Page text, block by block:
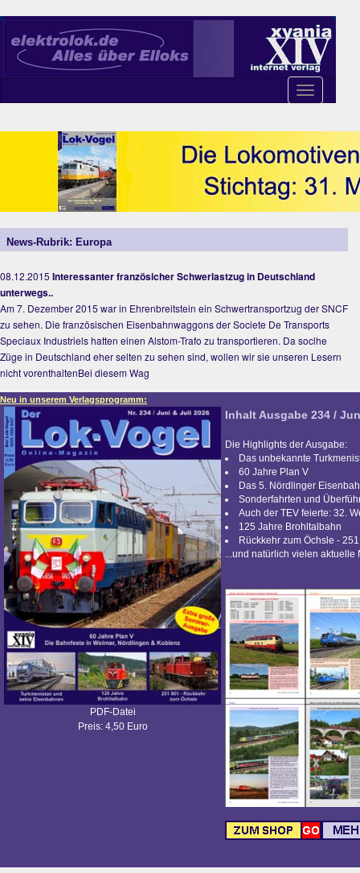
Toggle
navigation
News-Rubrik: Europa
08.12.2015 Interessanter französicher Schwerlastzug in Deutschland
unterwegs..
Am 7. Dezember 2015 war in Ehrenbreitstein ein Schwertransportzug der SNCF
zu sehen. Die französischen Eisenbahnwaggons der Societe De Transports
Speciaux Industriels hatten einen Alstom-Trafo zu transportieren. Da soclhe
Züge in Deutschland eher selten zu sehen sind, wollen wir sie unseren Lesern
nicht vorenthaltenBei diesem Wag
Neu in unserem Verlagsprogramm:
PDF-Datei
Preis: 4,50 Euro
Inhalt Ausgabe 234 /
Die Highlights der Ausgabe:
Das unbekannte
60 Jahre Plan V
Das 5. Nördlinger
Sonderfahrten und
Auch der TEV feierte: 32.
125 Jahre Brohltalbahn
Rückkehr zum Öchsle -
...und natürlich vielen aktuelle